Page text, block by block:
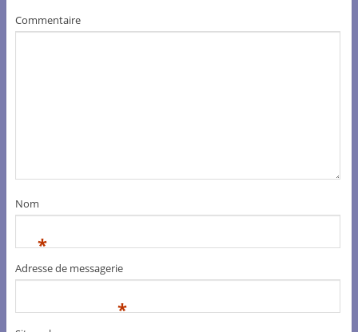
Commentaire
Nom
*
Adresse de messagerie
*